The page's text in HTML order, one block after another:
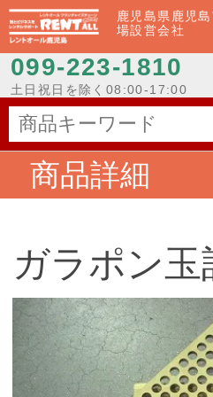
鹿児島県鹿児
場設営会社
099-223-1810
土日祝日を除く08:00-17:00
商品詳細
ガラポン玉